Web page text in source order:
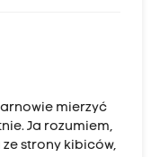
mierzyć
Ja rozumiem,
strony kibiców,